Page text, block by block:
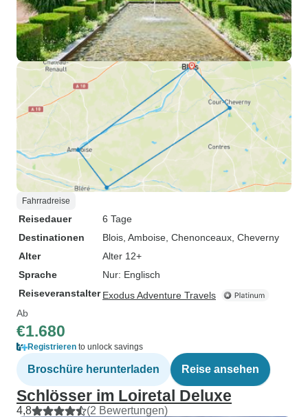
Fahrradreise
Reisedauer
6 Tage
Destinationen
Blois , Amboise , Chenonceaux , Cheverny
Alter
Alter 12+
Sprache
Nur: Englisch
Reiseveranstalter Exodus Adventure Travels
Ab
€1.680
Registrieren to unlock savings
Broschüre herunterladen Reise ansehen
Schlösser im Loiretal Deluxe
4,8 (2 Bewertungen)